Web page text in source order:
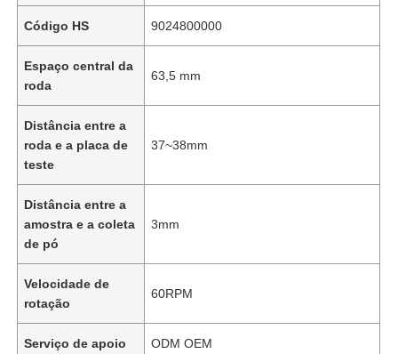
Código HS 9024800000
Espaço central da
roda
63,5 mm
Distância entre a
roda e a placa de
teste
37~38mm
Distância entre a
amostra e a coleta
de pó
3mm
Velocidade de
rotação
60RPM
Serviço de apoio ODM OEM